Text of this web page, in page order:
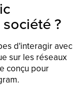
?
d'interagir avec
sur les réseaux
conçu pour